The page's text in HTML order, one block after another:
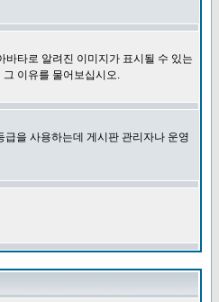
타로 알려진 이미지가 표시될 수 있는
이유를 물어보십시오.
을 사용하는데 게시판 관리자나 운영